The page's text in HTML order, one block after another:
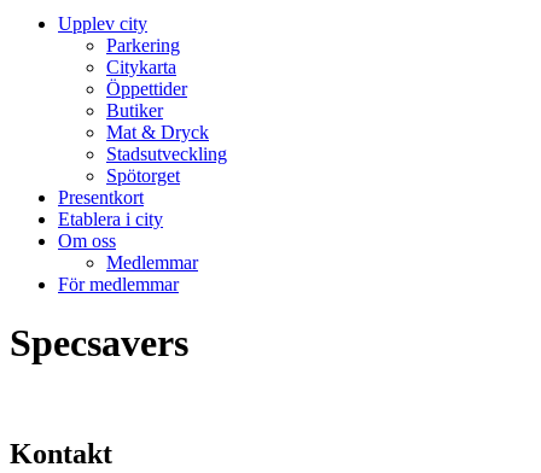
Upplev city
Parkering
Citykarta
Öppettider
Butiker
Mat & Dryck
Stadsutveckling
Spötorget
Presentkort
Etablera i city
Om oss
Medlemmar
För medlemmar
Specsavers
Kontakt